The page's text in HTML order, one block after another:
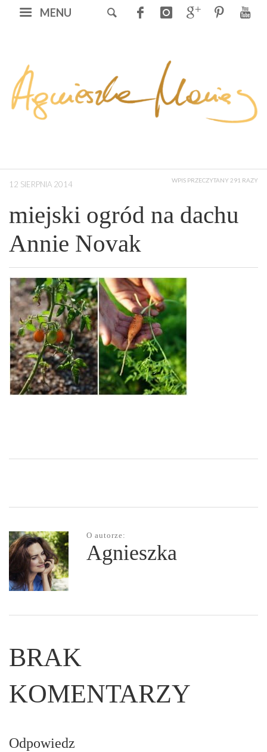
MENU
12 SIERPNIA 2014 WPIS PRZECZYTANY 291 RAZY
miejski ogród na dachu
Annie Novak
O autorze:
Agnieszka
BRAK
KOMENTARZY
Odpowiedz